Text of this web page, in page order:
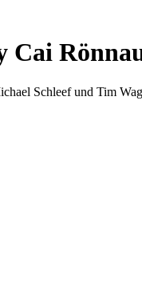
Cai
Schleef und Tim